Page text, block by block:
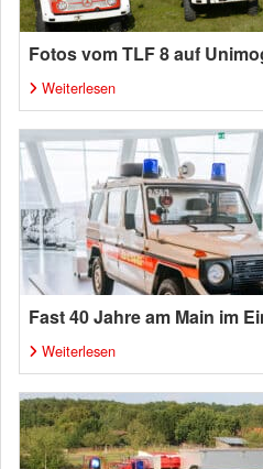
Fotos vom TLF 8 auf
Weiterlesen
Fast 40 Jahre am Main im
Weiterlesen